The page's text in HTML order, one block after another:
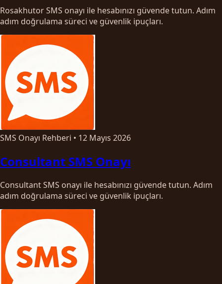
Rosakhutor SMS onayı ile hesabınızı güvende tutun. Adım
adım doğrulama süreci ve güvenlik ipuçları.
SMS Onayı Rehberi • 12 Mayıs 2026
Consultant SMS Onayı
Consultant SMS onayı ile hesabınızı güvende tutun. Adım
adım doğrulama süreci ve güvenlik ipuçları.